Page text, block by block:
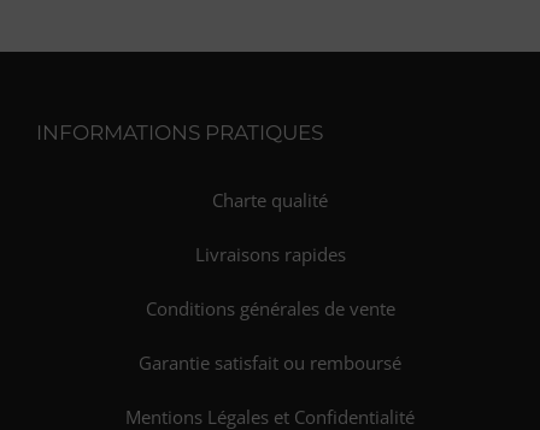
INFORMATIONS PRATIQUES
Charte qualité
Livraisons rapides
Conditions générales de vente
Garantie satisfait ou remboursé
Mentions Légales et Confidentialité